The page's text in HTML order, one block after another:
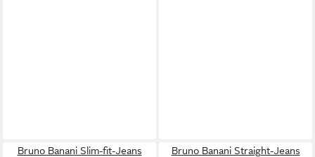
Bruno Banani Slim-fit-Jeans
Bruno Banani Straight-Jeans